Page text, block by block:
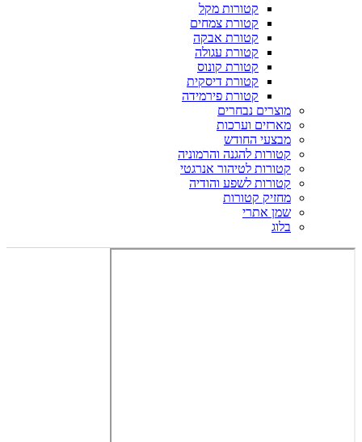
קטורות מקל
קטורת צמחים
קטורת אבקה
קטורת עגולה
קטורת קונוס
קטורת דיסקית
קטורת פירמידה
מוצרים נבחרים
מארזים וערכות
מבצעי החודש
קטורות להגנה והרמוניה
קטורות לטיהור אנרגטי
קטורות לשפע והודיה
מחזיק קטורות
שמן אתרי
בלוג